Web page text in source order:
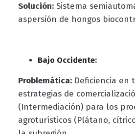
Solución:Sistema
aspersión de hongos
Bajo Occidente:
Problemática: Deficiencia en
estrategias de
(Intermediación) para los
agroturísticos (Plátano,